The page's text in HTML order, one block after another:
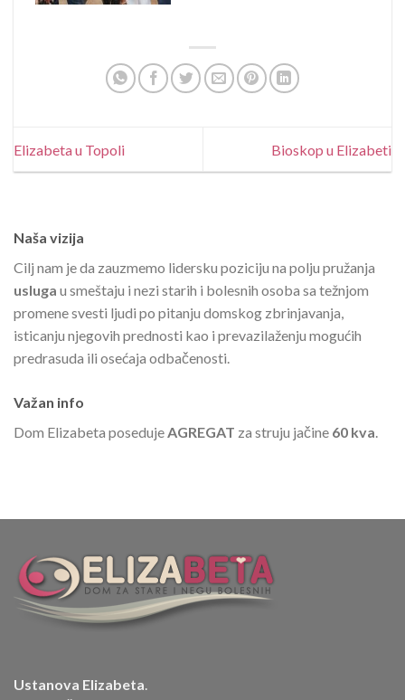
Elizabeta u Topoli Bioskop u Elizabeti
Naša vizija
Cilj nam je da zauzmemo lidersku poziciju na polju pružanja
usluga u smeštaju i nezi starih i bolesnih osoba sa težnjom
promene svesti ljudi po pitanju domskog zbrinjavanja,
isticanju njegovih prednosti kao i prevazilaženju mogućih
predrasuda ili osećaja odbačenosti.
Važan info
Dom Elizabeta poseduje AGREGAT za struju jačine 60 kva
Ustanova Elizabeta